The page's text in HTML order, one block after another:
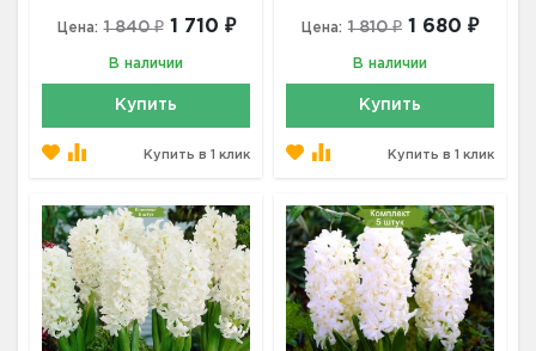
Цена: 1 840 ₽ 1 710 ₽
В наличии
Купить
Купить в 1 клик
Цена: 1 810 ₽ 1 680 ₽
В наличии
Купить
Купить в 1 клик